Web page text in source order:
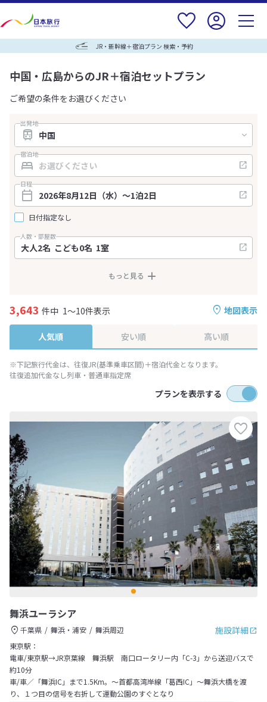
JR・新幹線＋宿泊プラン 検索・予約
中国・広島からのJR＋宿泊セットプラン
ご希望の条件をお選びください
出発地
宿泊地
日程
日付指定なし
人数・部屋数
もっと見る
地図表示
3,643 件中 1～10件表示
人気順 安い順 高い順
※下記旅行代金は、往復JR(基準乗車区間)＋宿泊代金となります。
往復追加代金なし列車・普通車指定席
プランを表示する
舞浜ユーラシア
施設詳細
千葉県 舞浜・浦安
舞浜周辺
東京駅：
電車/東京駅→JR京葉線 舞浜駅 南口ロータリー内「C-3」から送迎バスで
約10分
車/車／「舞浜IC」まで1.5Km。～首都高湾岸線「葛西IC」～舞浜大橋を渡
り、１つ目の信号を右折して運動公園のすぐとなり